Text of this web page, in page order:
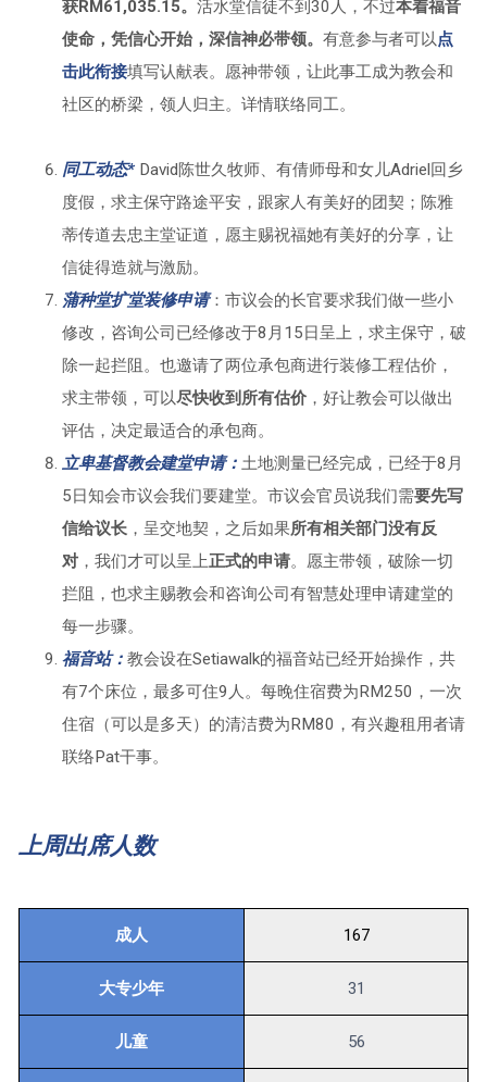
获RM61,035.15。 活水堂信徒不到30人，不过本着福音
使命，凭信心开始，深信神必带领。 有意参与者可以点
击此衔接填写认献表。愿神带领，让此事工成为教会和
社区的桥梁，领人归主。详情联络同工。
同工动态*David陈世久牧师、有倩师母和女儿Adriel回乡
度假，求主保守路途平安，跟家人有美好的团契；陈雅
蒂传道去忠主堂证道，愿主赐祝福她有美好的分享，让
信徒得造就与激励。
蒲种堂扩堂装修申请：市议会的长官要求我们做一些小
修改，咨询公司已经修改于8月15日呈上，求主保守，破
除一起拦阻。也邀请了两位承包商进行装修工程估价，
求主带领，可以尽快收到所有估价，好让教会可以做出
评估，决定最适合的承包商。
立卑基督教会建堂申请： 土地测量已经完成，已经于8月
5日知会市议会我们要建堂。市议会官员说我们需要先写
信给议长，呈交地契，之后如果所有相关部门没有反
对，我们才可以呈上正式的申请。愿主带领，破除一切
拦阻，也求主赐教会和咨询公司有智慧处理申请建堂的
每一步骤。
福音站： 教会设在Setiawalk的福音站已经开始操作，共
有7个床位，最多可住9人。每晚住宿费为RM250，一次
住宿（可以是多天）的清洁费为RM80，有兴趣租用者请
联络Pat干事。
上周出席人数
成人 167
大专少年 31
儿童 56